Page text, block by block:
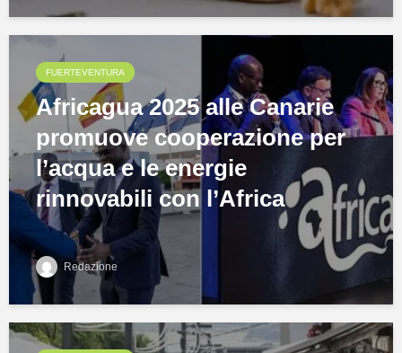
FUERTEVENTURA
Africagua 2025 alle Canarie
promuove cooperazione per
l’acqua e le energie
rinnovabili con l’Africa
Redazione